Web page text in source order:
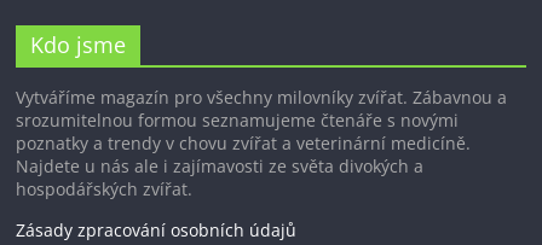
Kdo jsme
Vytváříme magazín pro všechny milovníky zvířat. Zábavnou a
srozumitelnou formou seznamujeme čtenáře s novými
poznatky a trendy v chovu zvířat a veterinární medicíně.
Najdete u nás ale i zajímavosti ze světa divokých a
hospodářských zvířat.
Zásady zpracování osobních údajů